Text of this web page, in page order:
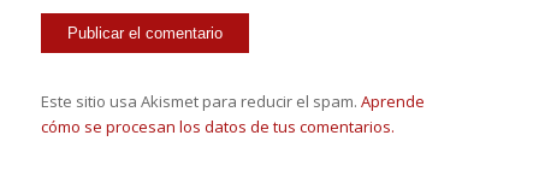
Este sitio usa Akismet para reducir el spam. Aprende
cómo se procesan los datos de tus comentarios.